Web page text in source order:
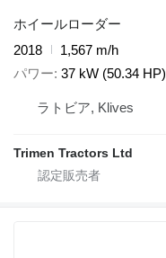
ホイールローダー
2018
1,567 m/h
パワー 37 kW (50.34 HP)
ラトビア, Klives
Trimen Tractors Ltd